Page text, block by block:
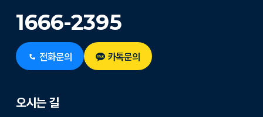
1666-2395
전화문의 카톡문의
오시는 길